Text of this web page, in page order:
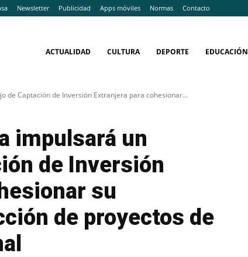
Newsletter Publicidad Apps móviles Normas Contacto
ACTUALIDAD CULTURA DEPORTE EDUCACIÓN
de Captación de Inversión Extranjera para cohesionar...
impulsará un
de Inversión
su
de proyectos de